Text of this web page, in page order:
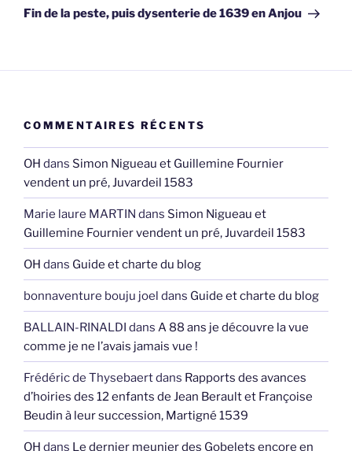
suivant
Fin de la peste, puis dysenterie de 1639 en Anjou
COMMENTAIRES RÉCENTS
OH dans Simon Nigueau et Guillemine Fournier
vendent un pré, Juvardeil 1583
Marie laure MARTIN dans Simon Nigueau et
Guillemine Fournier vendent un pré, Juvardeil 1583
OH dans Guide et charte du blog
bonnaventure bouju joel dans Guide et charte du blog
BALLAIN-RINALDI dans A 88 ans je découvre la vue
comme je ne l’avais jamais vue !
Frédéric de Thysebaertdans Rapports des avances
d’hoiries des 12 enfants de Jean Berault et Françoise
Beudin à leur succession, Martigné 1539
OH dans Le dernier meunier des Gobelets encore en